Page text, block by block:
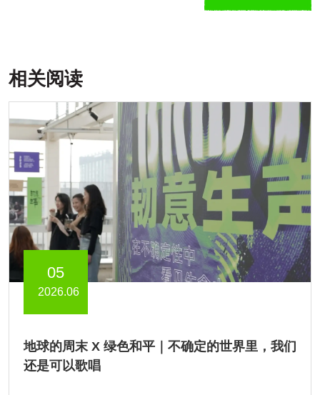
相关阅读
05
2026.06
地球的周末 X 绿色和平｜不确定的世界里，我们
还是可以歌唱